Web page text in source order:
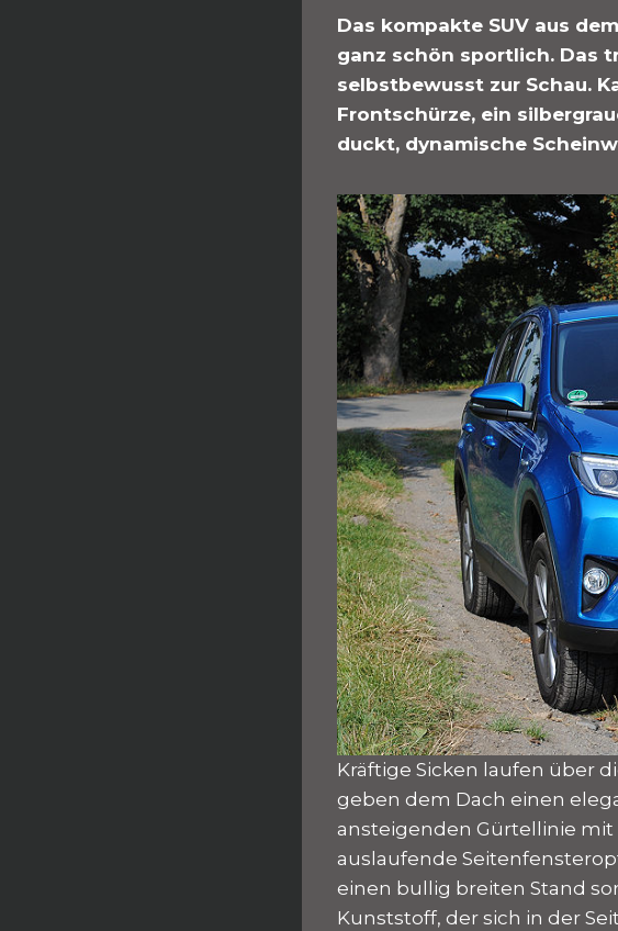
Das kompakte SUV aus
ganz schön sportlich. Das
selbstbewusst zur Schau.
Frontschürze, ein
duckt, dynamische
Kräftige Sicken laufen über
geben dem Dach einen
ansteigenden Gürtellinie
auslaufende
einen bullig breiten Stand
Kunststoff, der sich in der